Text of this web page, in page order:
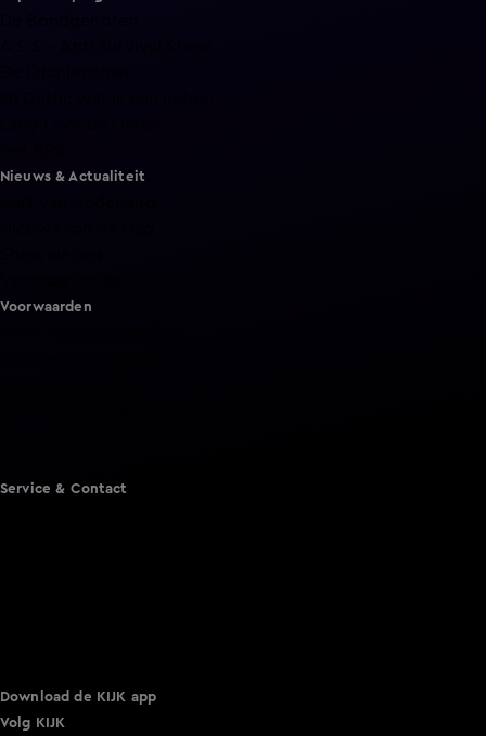
Nieuws & Actualiteit
Voorwaarden
Service & Contact
Download de KIJK app
Volg KIJK